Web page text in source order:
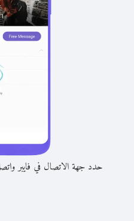
حدد جهة الاتصال في فايبر